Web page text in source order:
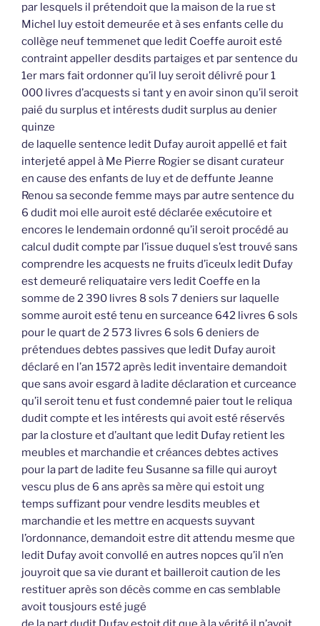
par lesquels il prétendoit que la maison de la rue st
Michel luy estoit demeurée et à ses enfants celle du
collège neuf temmenet que ledit Coeffe auroit esté
contraint appeller desdits partaiges et par sentence du
1er mars fait ordonner qu’il luy seroit délivré pour 1
000 livres d’acquests si tant y en avoir sinon qu’il seroit
paié du surplus et intérests dudit surplus au denier
quinze
de laquelle sentence ledit Dufay auroit appellé et fait
interjeté appel à Me Pierre Rogier se disant curateur
en cause des enfants de luy et de deffunte Jeanne
Renou sa seconde femme mays par autre sentence du
6 dudit moi elle auroit esté déclarée exécutoire et
encores le lendemain ordonné qu’il seroit procédé au
calcul dudit compte par l’issue duquel s’est trouvé sans
comprendre les acquests ne fruits d’iceulx ledit Dufay
est demeuré reliquataire vers ledit Coeffe en la
somme de 2 390 livres 8 sols 7 deniers sur laquelle
somme auroit esté tenu en surceance 642 livres 6 sols
pour le quart de 2 573 livres 6 sols 6 deniers de
prétendues debtes passives que ledit Dufay auroit
déclaré en l’an 1572 après ledit inventaire demandoit
que sans avoir esgard à ladite déclaration et curceance
qu’il seroit tenu et fust condemné paier tout le reliqua
dudit compte et les intérests qui avoit esté réservés
par la closture et d’aultant que ledit Dufay retient les
meubles et marchandie et créances debtes actives
pour la part de ladite feu Susanne sa fille qui auroyt
vescu plus de 6 ans après sa mère qui estoit ung
temps suffizant pour vendre lesdits meubles et
marchandie et les mettre en acquests suyvant
l’ordonnance, demandoit estre dit attendu mesme que
ledit Dufay avoit convollé en autres nopces qu’il n’en
jouyroit que sa vie durant et bailleroit caution de les
restituer après son décès comme en cas semblable
avoit tousjours esté jugé